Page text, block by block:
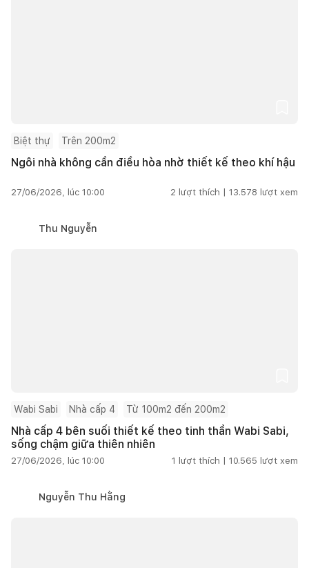
Biệt thự Trên 200m2
Ngôi nhà không cần điều hòa nhờ thiết kế theo khí hậu
27/06/2026, lúc 10:00 2 lượt thích | 13.578 lượt xem
Thu Nguyễn
Wabi Sabi Nhà cấp 4 Từ 100m2 đến 200m2
Nhà cấp 4 bên suối thiết kế theo tinh thần Wabi Sabi,
sống chậm giữa thiên nhiên
27/06/2026, lúc 10:00 1 lượt thích | 10.565 lượt xem
Nguyễn Thu Hằng